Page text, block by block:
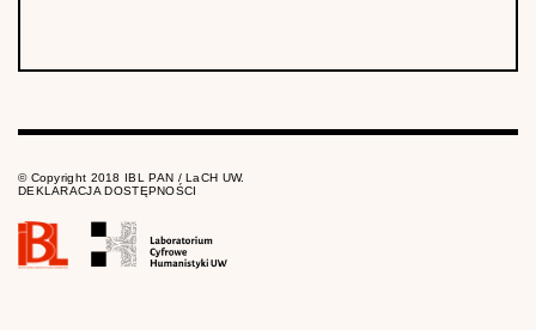
© Copyright 2018 IBL PAN / LaCH UW.
DEKLARACJA DOSTĘPNOŚCI